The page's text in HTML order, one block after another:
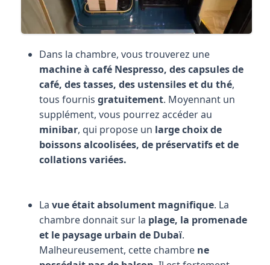
Dans la chambre, vous trouverez une
machine à café Nespresso, des capsules de
café, des tasses, des ustensiles et du thé,
tous fournis gratuitement. Moyennant un
supplément, vous pourrez accéder au
minibar, qui propose un large choix de
boissons alcoolisées, de préservatifs et de
collations variées.
La vue était absolument magnifique. La
chambre donnait sur la plage, la promenade
et le paysage urbain de Dubaï.
Malheureusement, cette chambre ne